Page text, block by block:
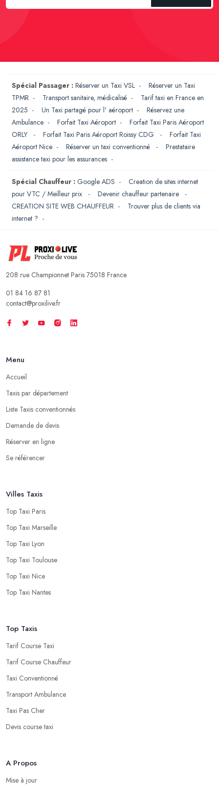
Spécial Passager : Réserver un Taxi VSL - Réserver un Taxi
TPMR - Transport sanitaire, médicalisé - Tarif taxi en France en
2025 - Un Taxi partagé pour l' aéroport - Réservez une
Ambulance - Forfait Taxi Aéroport - Forfait Taxi Paris Aéroport
ORLY
- Forfait Taxi Paris Aéroport Roissy CDG - Forfait Taxi
Aéroport Nice - Réserver un taxi conventionné - Prestataire
assistance taxi pour les assurances -
Spécial Chauffeur : Google ADS - Creation de sites internet
pour VTC / Meilleur prix
- Devenir chauffeur partenaire
-
CREATION SITE WEB CHAUFFEUR - Trouver plus de clients via
internet ? -
208 rue Championnet Paris 75018 France
01 84 16 87 81
contact@proxilive.fr
Menu
Accueil
Taxis par département
Liste Taxis conventionnés
Demande de devis
Réserver en ligne
Se référencer
Villes Taxis
Top Taxi Paris
Top Taxi Marseille
Top Taxi Lyon
Top Taxi Toulouse
Top Taxi Nice
Top Taxi Nantes
Top Taxis
Tarif Course Taxi
Tarif Course Chauffeur
Taxi Conventionné
Transport Ambulance
Taxi Pas Cher
Devis course taxi
A Propos
Mise à jour